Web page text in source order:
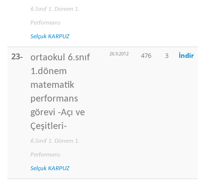
6.Sınıf 1. Dönem 1.
Performans
Selçuk KARPUZ
23-
ortaokul 6.snıf
1.dönem
matematik
performans
görevi -Açı ve
Çeşitleri-
6.Sınıf 1. Dönem 1.
Performans
Selçuk KARPUZ
26.9.2012 476 3 İndir